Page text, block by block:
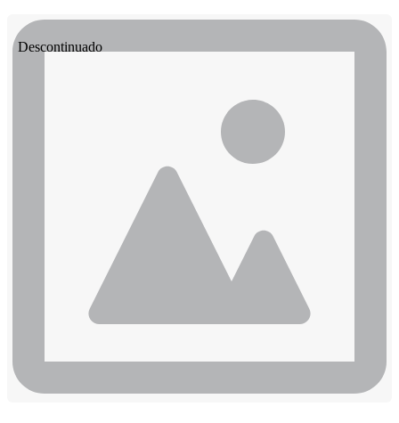
Descontinuado